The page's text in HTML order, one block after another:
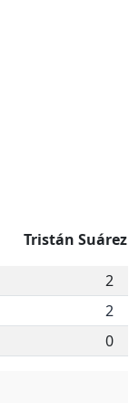
Tristán Suárez
2
2
0